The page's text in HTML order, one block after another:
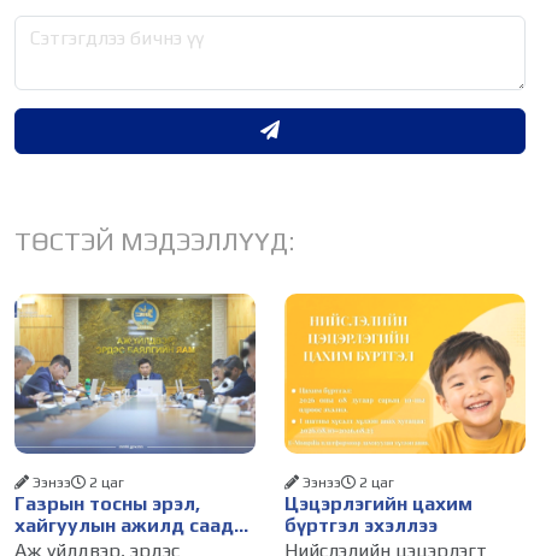
ТӨСТЭЙ МЭДЭЭЛЛҮҮД:
Газрын тосны эрэл,
хайгуулын ажилд саад
болж буй асуудалд
Ээнээ 2 цаг
Аж үйлдвэр, эрдэс
Цэцэрлэгийн цахим
бүртгэл эхэллээ
Ээнээ 2 цаг
Нийслэлийн цэцэрлэгт